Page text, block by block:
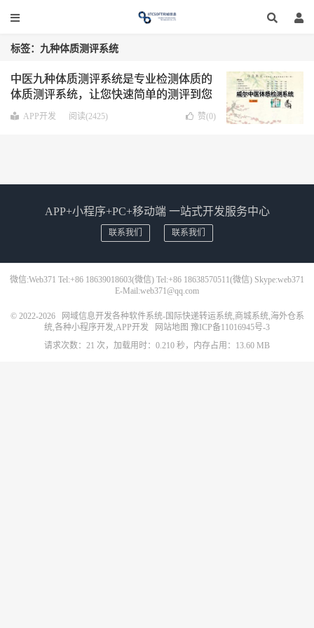
标签：九种体质测评系统
中医九种体质测评系统是专业检测体质的
体质测评系统，让您快速简单的测评到您
的身体体质 操作简单易上手
APP开发 阅读(2425) 赞(0)
APP+小程序+PC+移动端 一站式开发服务中心
联系我们 联系我们
微信:Web371 Tel:+86 18639018603(微信) Tel:+86 18638570511(微信) Skype:web371
E-Mail:web371@qq.com
© 2022-2026
网域信息开发各种软件系统-国际快递转运系统,商城系统,海外仓系
统,各种小程序开发,APP开发
网站地图 豫ICP备11016945号-3
请求次数：21 次，加载用时：0.210 秒，内存占用：13.60 MB